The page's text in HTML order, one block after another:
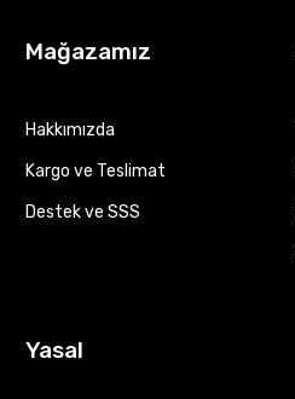
Mağazamız
Hakkımızda
Kargo ve Teslimat
Destek ve SSS
Yasal